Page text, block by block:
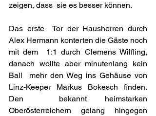
zeigen, dass  sie es besser können.
Das erste  Tor der Hausherren durch
Alex Hermann konterten die Gäste noch
mit dem  1:1 durch Clemens Wilfling,
danach wollte aber minutenlang kein
Ball  mehr den Weg ins Gehäuse von
Linz-Keeper Markus Bokesch finden.
Den  bekannt heimstarken
Oberösterreichern gelang hingegen